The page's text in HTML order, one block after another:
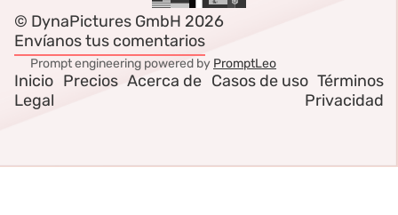
© DynaPictures GmbH 2026
Envíanos tus comentarios
Prompt engineering powered by PromptLeo
Inicio Precios Acerca de Casos de uso Términos
Legal
Privacidad